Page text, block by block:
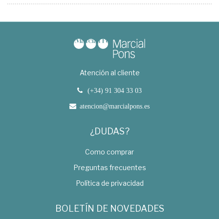
Atención al cliente
(+34) 91 304 33 03
atencion@marcialpons.es
¿DUDAS?
Como comprar
Preguntas frecuentes
Política de privacidad
BOLETÍN DE NOVEDADES